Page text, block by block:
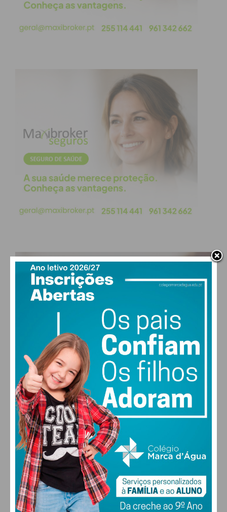
PAÇOS DE FERREIRA
23°
clear sky
MAX 23 • MIN 23
22°
SEG
30
TER
31 °
QUA
32 °
QUI
FARMACIAS DE SERVIÇO EM PAÇOS DE
FERREIRA